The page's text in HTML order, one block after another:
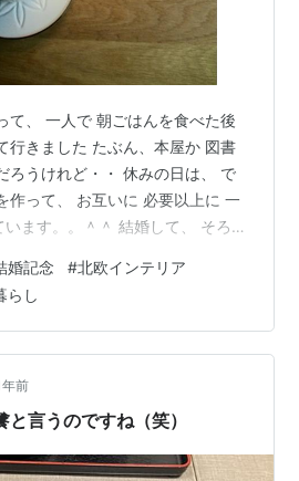
て、 一人で 朝ごはんを食べた後
行きました たぶん、本屋か 図書
ろうけれど・・ 休みの日は、 で
作って、 お互いに 必要以上に 一
ます。。＾＾ 結婚して、 そろそ
ころです 親の次に 長く一緒にい
ぱり いちばん 長く付き合う 相手
一人の人と、 長く一緒にいるた
々の時間を大事にしつつ、 協力
す時間も 同じように 大事する…
婚記念 #北欧インテリア
らし
年前
言うのですね（笑）